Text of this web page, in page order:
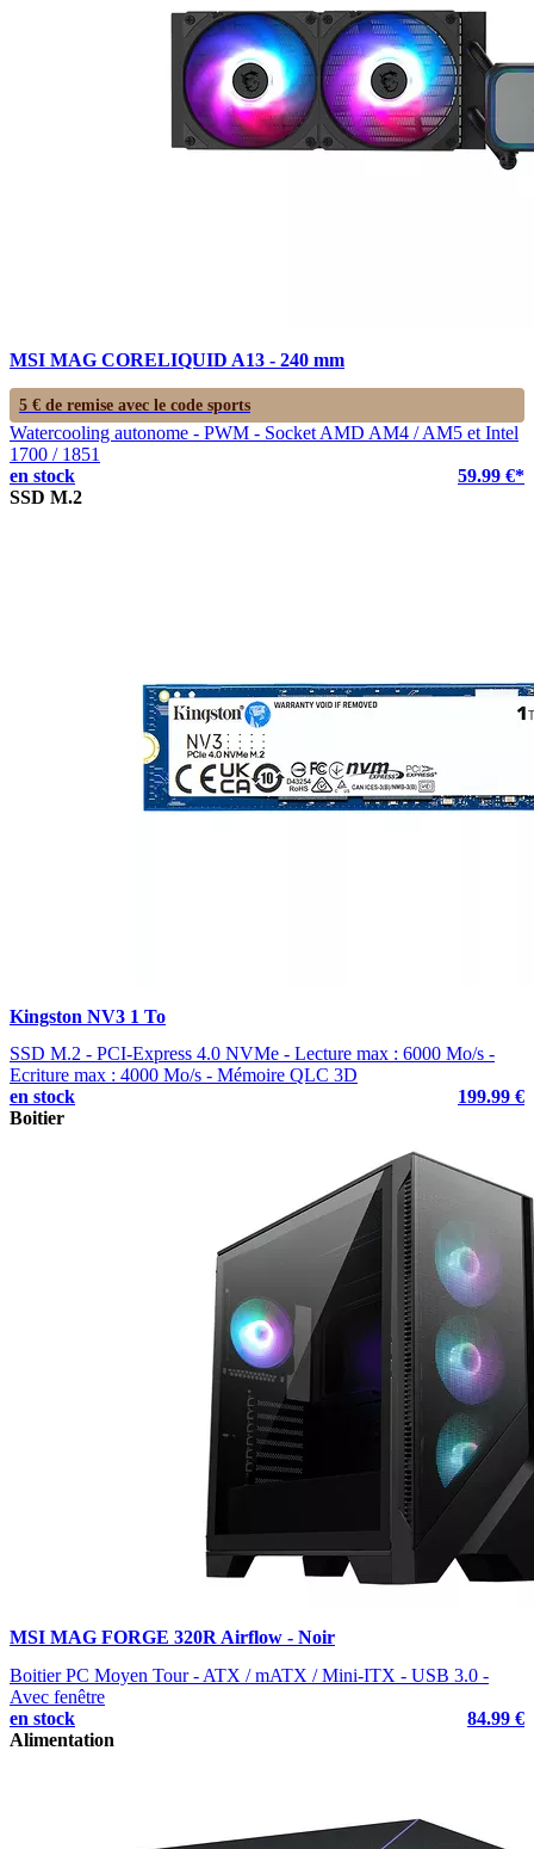
MSI MAG CORELIQUID A13 - 240 mm
5 € de remise avec le code sports
Watercooling autonome - PWM - Socket AMD AM4 / AM5 et Intel
1700 / 1851
en stock
59.99 €*
SSD M.2
Kingston NV3 1 To
SSD M.2 - PCI-Express 4.0 NVMe - Lecture max : 6000 Mo/s -
Ecriture max : 4000 Mo/s - Mémoire QLC 3D
en stock
199.99 €
Boitier
MSI MAG FORGE 320R Airflow - Noir
Boitier PC Moyen Tour - ATX / mATX / Mini-ITX - USB 3.0 -
Avec fenêtre
en stock
84.99 €
Alimentation